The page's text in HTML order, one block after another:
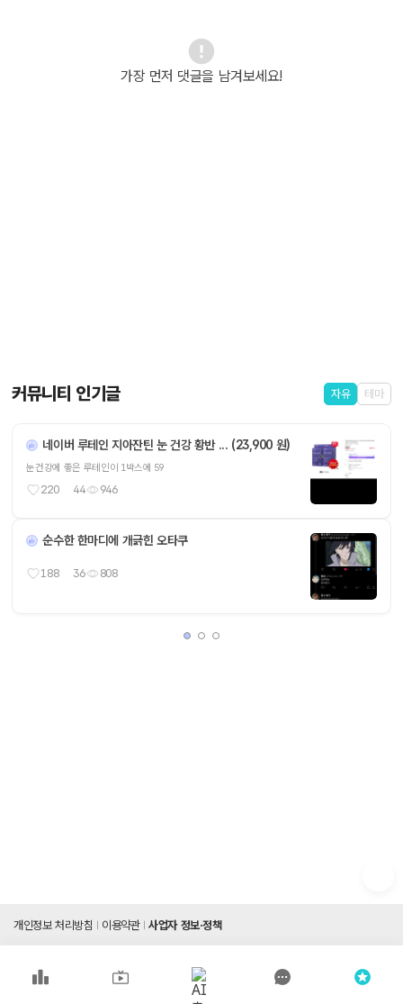
가장 먼저 댓글을 남겨보세요!
커뮤니티 인기글 자유 테마
네이버 루테인 지아잔틴 눈 건강 황반 ... (23,900 원)
눈건강에 좋은 루테인이 1박스에 59
220 44 946
순수한 한마디에 개긁힌 오타쿠
188 36 808
개인정보 처리방침 이용약관 사업자 정보·정책